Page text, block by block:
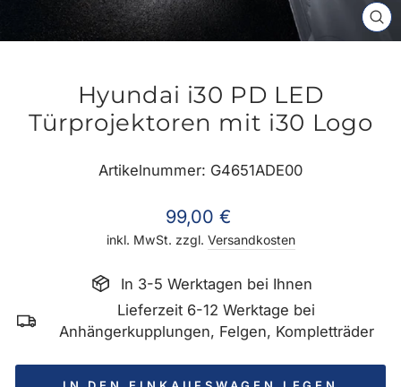
Hyundai i30 PD LED
Türprojektoren mit i30 Logo
Artikelnummer: G4651ADE00
Normaler
Preis
99,00 €
inkl. MwSt. zzgl. Versandkosten
In 3-5 Werktagen bei Ihnen
Lieferzeit 6-12 Werktage bei
Anhängerkupplungen, Felgen, Kompletträder